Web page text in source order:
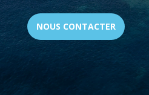
NOUS CONTACTER